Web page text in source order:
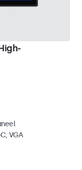
VGA